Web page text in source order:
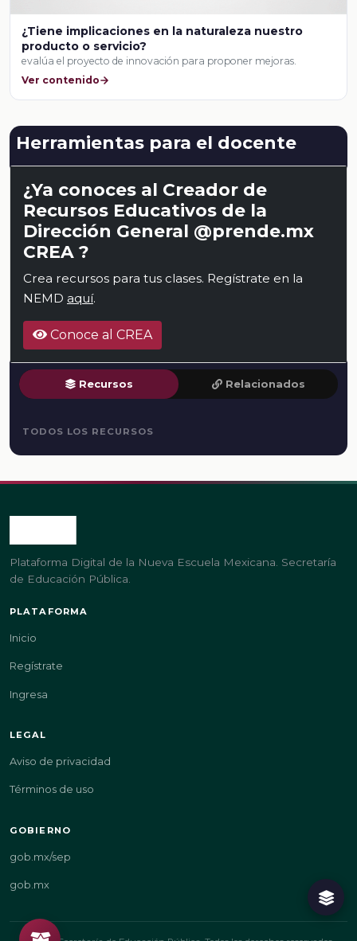
¿Tiene implicaciones en la naturaleza nuestro
producto o servicio?
evalúa el proyecto de innovación para proponer mejoras.
Ver contenido
Herramientas para el docente
¿Ya conoces al Creador de
Recursos Educativos de la
Dirección General @prende.mx
CREA ?
Crea recursos para tus clases. Regístrate en la
NEMD aquí.
Conoce al CREA
Recursos Relacionados
TODOS LOS RECURSOS
Plataforma Digital de la Nueva Escuela Mexicana. Secretaría
de Educación Pública.
PLATAFORMA
Inicio
Regístrate
Ingresa
LEGAL
Aviso de privacidad
Términos de uso
GOBIERNO
gob.mx/sep
gob.mx